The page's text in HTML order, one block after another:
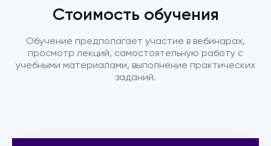
Стоимость обучения
Обучение предполагает участие в вебинарах,
просмотр лекций, самостоятельную работу с
учебными материалами, выполнение практических
заданий.